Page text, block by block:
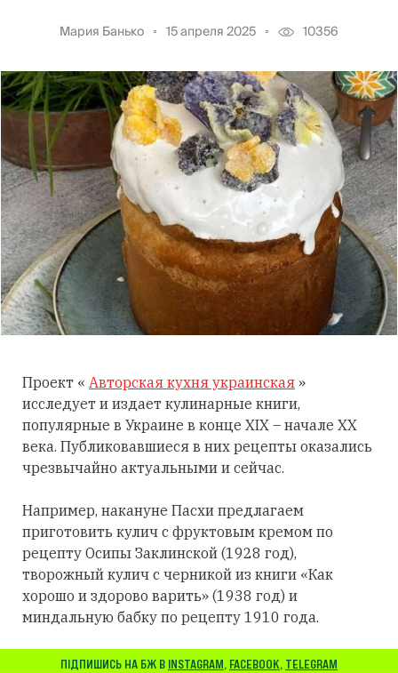
Мария Банько 15 апреля 2025 10356
Проект « Авторская кухня украинская »
исследует и издает кулинарные книги,
популярные в Украине в конце XIX – начале XX
века. Публиковавшиеся в них рецепты оказались
чрезвычайно актуальными и сейчас.
Например, накануне Пасхи предлагаем
приготовить кулич с фруктовым кремом по
рецепту Осипы Заклинской (1928 год),
творожный кулич с черникой из книги «Как
хорошо и здорово варить» (1938 год) и
миндальную бабку по рецепту 1910 года.
ПІДПИШИСЬ НА БЖ В INSTAGRAM, FACEBOOK, TELEGRAM